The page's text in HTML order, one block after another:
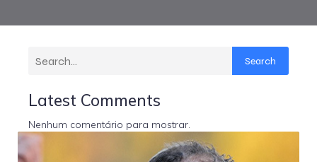
Search
Latest Comments
Nenhum comentário para mostrar.